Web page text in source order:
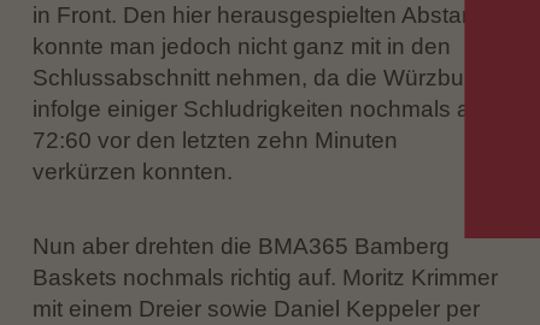
in Front. Den hier herausgespielten Abstand
konnte man jedoch nicht ganz mit in den
Schlussabschnitt nehmen, da die Würzburger
infolge einiger Schludrigkeiten nochmals auf
72:60 vor den letzten zehn Minuten
verkürzen konnten.
Nun aber drehten die BMA365 Bamberg
Baskets nochmals richtig auf. Moritz Krimmer
mit einem Dreier sowie Daniel Keppeler per